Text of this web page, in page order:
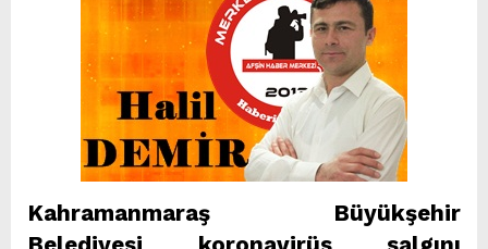
Kahramanmaraş Büyükşehir